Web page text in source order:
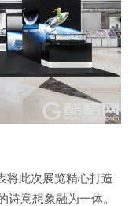
将此次展览精心打造
诗意想象融为一体。